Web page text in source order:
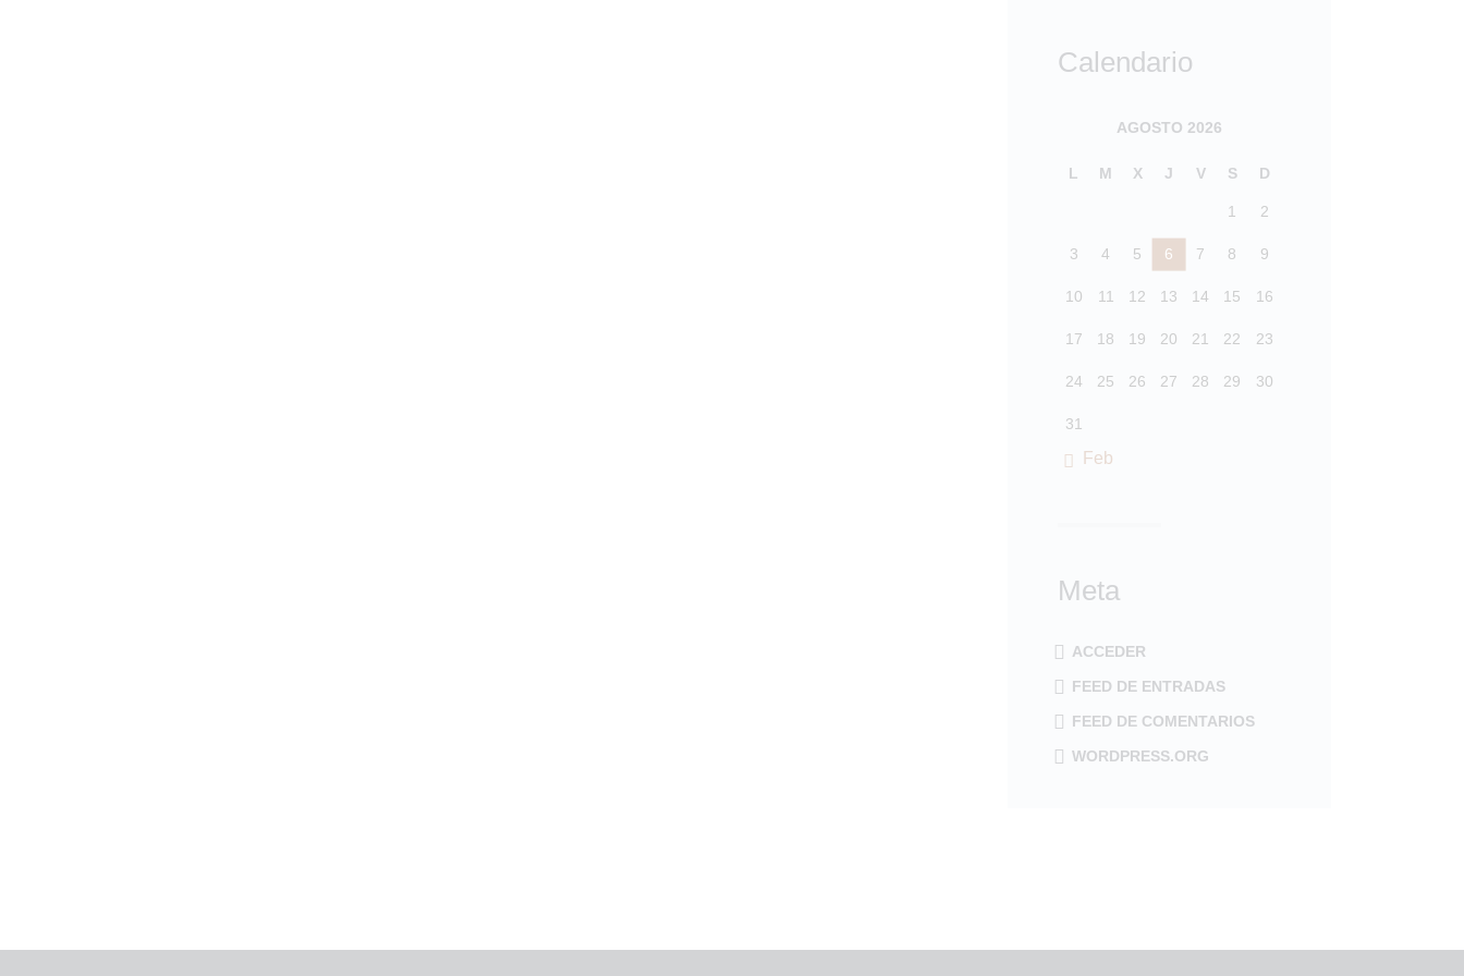
Calendario
AGOSTO 2026
L M X J V S D
1 2
3 4 5 6 7 8 9
10 11 12 13 14 15 16
17 18 19 20 21 22 23
24 25 26 27 28 29 30
31
« Feb
Meta
ACCEDER
FEED DE ENTRADAS
FEED DE COMENTARIOS
WORDPRESS.ORG